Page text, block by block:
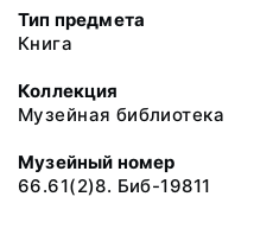
Тип предмета
Книга
Коллекция
Музейная библиотека
Музейный номер
66.61(2)8. Биб-19811